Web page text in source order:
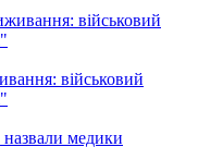
військовий